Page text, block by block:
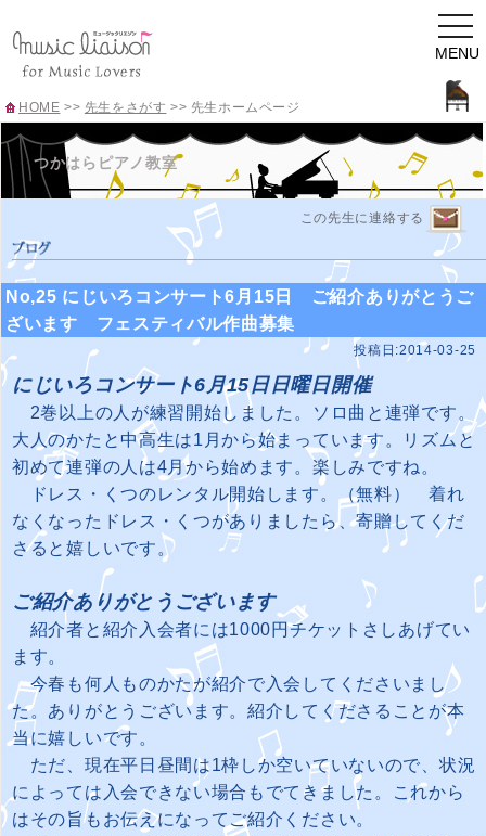
MENU
HOME >> 先生をさがす >> 先生ホームページ
つかはらピアノ教室
この先生に連絡する
No,25 にじいろコンサート6月15日 ご紹介ありがとうご
ざいます フェスティバル作曲募集
投稿日:2014-03-25
にじいろコンサート6月15日日曜日開催
2巻以上の人が練習開始しました。ソロ曲と連弾です。
大人のかたと中高生は1月から始まっています。リズムと
初めて連弾の人は4月から始めます。楽しみですね。
ドレス・くつのレンタル開始します。（無料） 着れ
なくなったドレス・くつがありましたら、寄贈してくだ
さると嬉しいです。
ご紹介ありがとうございます
紹介者と紹介入会者には1000円チケットさしあげてい
ます。
今春も何人ものかたが紹介で入会してくださいまし
た。ありがとうございます。紹介してくださることが本
当に嬉しいです。
ただ、現在平日昼間は1枠しか空いていないので、状況
によっては入会できない場合もでてきました。これから
はその旨もお伝えになってご紹介ください。